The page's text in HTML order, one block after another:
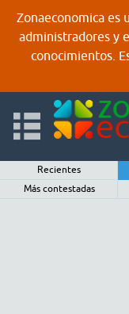
Zonaeconomica es
administradores y
conocimientos.
Recientes
Más contestadas